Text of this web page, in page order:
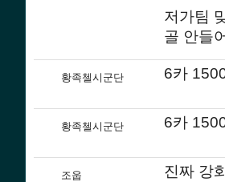
저가팀
골 안들
황족첼시군단 6카
황족첼시군단 6카
조웁 진짜 강